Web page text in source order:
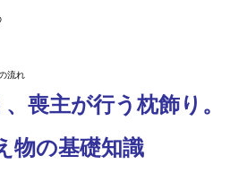
流れ
喪主が行う枕飾り。
物の基礎知識